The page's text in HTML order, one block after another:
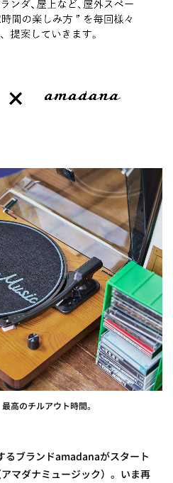
高のチルアウト時間。
るブランドamadanaがスタート
マダナミュージック）。いま再